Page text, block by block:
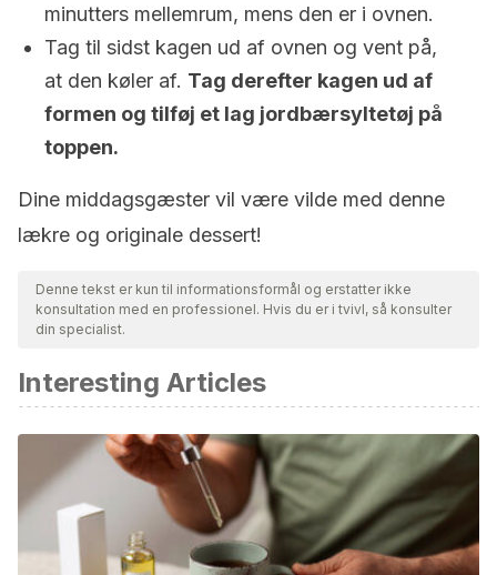
minutters mellemrum, mens den er i ovnen.
Tag til sidst kagen ud af ovnen og vent på,
at den køler af. Tag derefter kagen ud af
formen og tilføj et lag jordbærsyltetøj på
toppen.
Dine middagsgæster vil være vilde med denne
lækre og originale dessert!
Denne tekst er kun til informationsformål og erstatter ikke
konsultation med en professionel. Hvis du er i tvivl, så konsulter
din specialist.
Interesting Articles